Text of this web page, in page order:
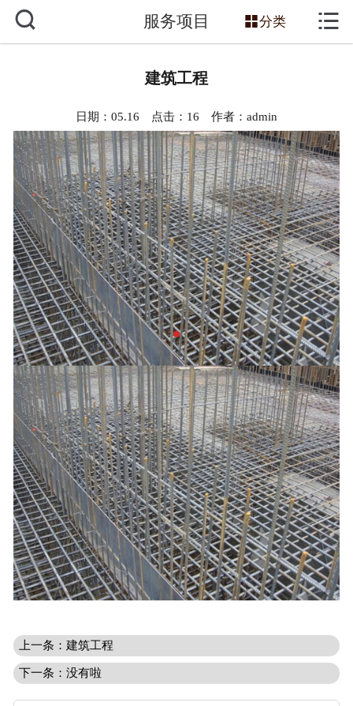
网站首页
主营产品
新闻动态
工程案例
技术知识
销售网络
联系我们
服务项目 分类 


建筑工程
日期：05.16 点击： 16 作者：admin
上一条：建筑工程
下一条：没有啦